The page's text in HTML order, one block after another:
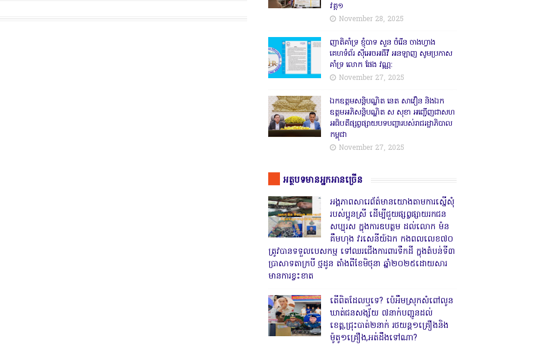
វគ្គ១
November 28, 2025
ញាតិគាំទ្រ ខ្ញុំបាទ សួន ចំរើន ចាងហ្វាង
គេហទំព័រ ស៊ីអេចអធីវី អនឡាញ សូមប្រកាស
គាំទ្រ លោក ផែង វណ្ណ:
November 27, 2025
ឯកឧត្តមសន្តិបណ្ឌិត នេត សាវឿន និងឯក
ឧត្តមអភិសន្តិបណ្ឌិត ស សុខា អញ្ជើញជាសហ
អធិបតីផ្សព្វផ្សាយបទបញ្ជារបស់រាជរដ្ឋាភិបាល
កម្ពុជា
November 27, 2025
អត្ថបទមានអ្នកអានច្រើន
អង្គភាពសារេព័ត៌មានយោងតាមការស្នើសុំ
របស់ប្អូនស្រី ដើម្បីជួយផ្សព្វផ្សាយរកជន
សប្បុរស ក្នុងការឧបត្ថម ដល់លោក ម៉ន
គឹមហុង វរសេនីយ៍ឯក កងពលលេខ៧០
ត្រូវបានទទួលបេសកម្ម ទៅឈរជើងការពារទឹកដី ក្នុងតំបន់ទី៣
ប្រាសាទតាក្របី ថ្មដូន តាំងពីខែមិថុនា ឆ្នាំ២០២៥ដោយសារ
មានការខ្វះខាត
តើពិតដែលឬទេ? ប៉េអឹមស្រុកសំពៅលូន
ឃាត់ជនសង្ស័យ ៧នាក់បញ្ជូនដល់
ខេត្ត,ជ្រុះបាត់២នាក់ រថយន្ត១គ្រឿងនិង
ម៉ូតូ១គ្រឿង,អត់ដឹងទៅណា?